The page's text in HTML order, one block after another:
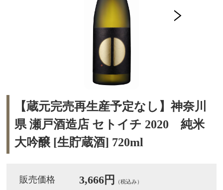
【蔵元完売再生産予定なし】神奈川
県 瀬戸酒造店 セトイチ 2020 純米
大吟醸 [生貯蔵酒] 720ml
販売価格 3,666円 （税込み）